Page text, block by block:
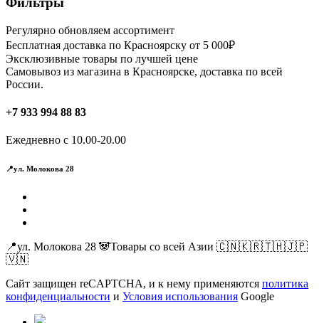
Регулярно обновляем ассортимент
Бесплатная доставка по Красноярску от 5 000₽
Эксклюзивные товары по лучшей цене
Самовывоз из магазина в Красноярске, доставка по всей
России.
+7 933 994 88 83
Ежедневно с 10.00-20.00
📍ул. Молокова 28
📍ул. Молокова 28 🐼Товары со всей Азии 🇨🇳🇰🇷🇹🇭🇯🇵
🇻🇳
Сайт защищен reCAPTCHA, и к нему применяются политика
конфиденциальности и Условия использования Google